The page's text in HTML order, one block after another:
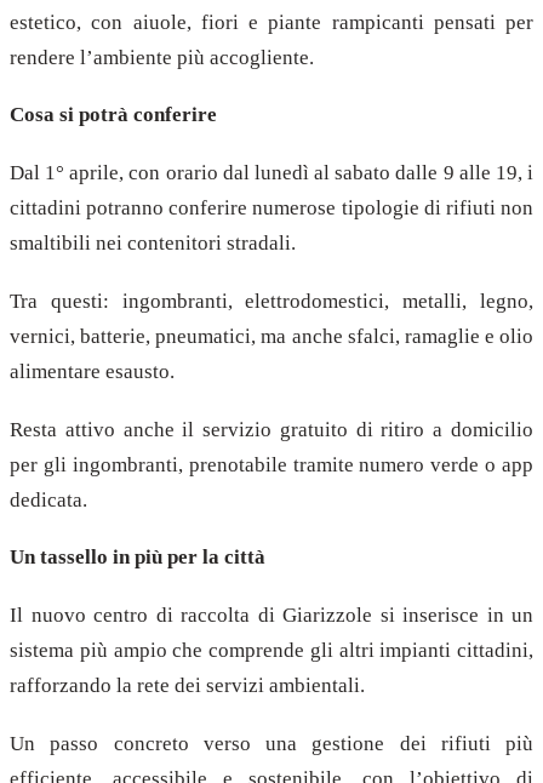
estetico, con aiuole, fiori e piante rampicanti pensati per
rendere l’ambiente più accogliente.
Cosa si potrà conferire
Dal 1° aprile, con orario dal lunedì al sabato dalle 9 alle 19, i
cittadini potranno conferire numerose tipologie di rifiuti non
smaltibili nei contenitori stradali.
Tra questi: ingombranti, elettrodomestici, metalli, legno,
vernici, batterie, pneumatici, ma anche sfalci, ramaglie e olio
alimentare esausto.
Resta attivo anche il servizio gratuito di ritiro a domicilio
per gli ingombranti, prenotabile tramite numero verde o app
dedicata.
Un tassello in più per la città
Il nuovo centro di raccolta di Giarizzole si inserisce in un
sistema più ampio che comprende gli altri impianti cittadini,
rafforzando la rete dei servizi ambientali.
Un passo concreto verso una gestione dei rifiuti più
efficiente, accessibile e sostenibile, con l’obiettivo di